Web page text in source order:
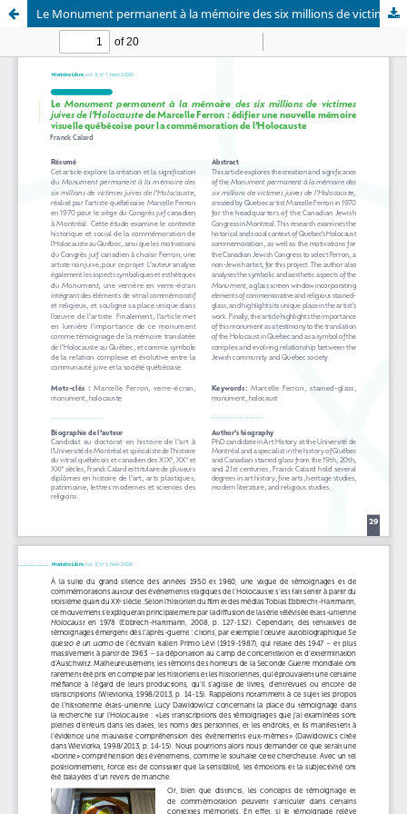
Le Monument permanent à la mémoire des six millions de victimes juives de l’Holocauste de Marcelle Ferron : édifier une nouvelle mémoire visuelle québécoise pour la commémoration de l’Holocauste